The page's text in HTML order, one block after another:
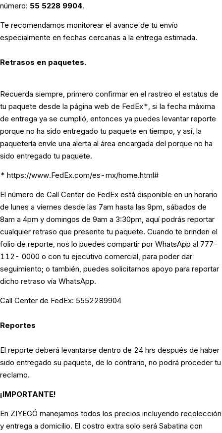
número: 55 5228 9904.
Te recomendamos monitorear el avance de tu envío
especialmente en fechas cercanas a la entrega estimada.
Retrasos en paquetes.
Recuerda siempre, primero confirmar en el rastreo el estatus de
tu paquete desde la página web de FedEx*, si la fecha máxima
de entrega ya se cumplió, entonces ya puedes levantar reporte
porque no ha sido entregado tu paquete en tiempo, y así, la
paquetería envíe una alerta al área encargada del porque no ha
sido entregado tu paquete.
* https://www.FedEx.com/es-mx/home.html#
El número de Call Center de FedEx está disponible en un horario
de lunes a viernes desde las 7am hasta las 9pm, sábados de
8am a 4pm y domingos de 9am a 3:30pm, aquí podrás reportar
cualquier retraso que presente tu paquete. Cuando te brinden el
folio de reporte, nos lo puedes compartir por WhatsApp al 777-
112- 0000 o con tu ejecutivo comercial, para poder dar
seguimiento; o también, puedes solicitarnos apoyo para reportar
dicho retraso vía WhatsApp.
Call Center de FedEx: 5552289904
Reportes
El reporte deberá levantarse dentro de 24 hrs después de haber
sido entregado su paquete, de lo contrario, no podrá proceder tu
reclamo.
¡IMPORTANTE!
En ZIYEGÓ manejamos todos los precios incluyendo recolección
y entrega a domicilio. El costro extra solo será Sabatina con